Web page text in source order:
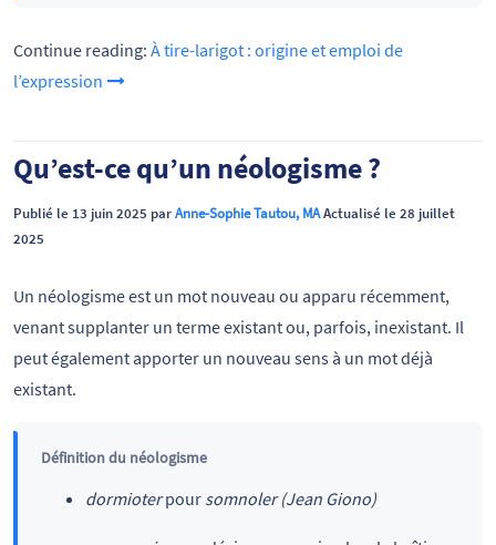
Continue reading: À tire-larigot : origine et emploi de
l’expression
Qu’est-ce qu’un néologisme ?
Publié le 13 juin 2025 parAnne-Sophie Tautou, MAActualisé le 28 juillet
2025
Un néologisme est un mot nouveau ou apparu récemment,
venant supplanter un terme existant ou, parfois, inexistant. Il
peut également apporter un nouveau sens à un mot déjà
existant.
Définition du néologisme
dormioterpour somnoler (Jean Giono)